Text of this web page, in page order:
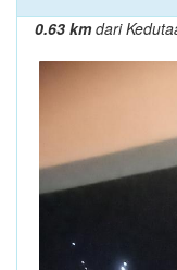
0.63 kmdari